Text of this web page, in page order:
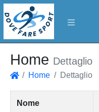
Home Dettaglio
Home Dettaglio
Nome